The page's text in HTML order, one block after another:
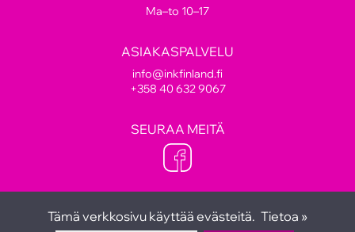
Ma–to 10–17
ASIAKASPALVELU
info@inkfinland.fi
+358 40 632 9067
SEURAA MEITÄ
Tämä verkkosivu käyttää evästeitä. Tietoa »